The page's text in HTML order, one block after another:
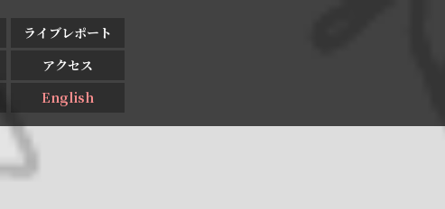
ライブレポート
アクセス
English